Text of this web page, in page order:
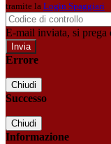
tramite la Login Spaggiari
E-mail inviata, si prega
Errore
Chiudi
Successo
Chiudi
Informazione